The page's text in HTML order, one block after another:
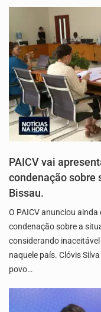
PAICV vai
condenação sobre
Bissau.
O PAICV anunciou
condenação sobre a
considerando
naquele país. Clóvis
povo…